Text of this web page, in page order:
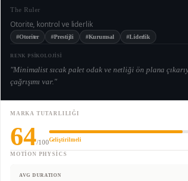
The Ruler
Otorite, kontrol ve liderlik
#Otoriter #Prestijli #Kurumsal #Liderlik
RENK PSİKOLOJİSİ
"Minimalist sıcak palet odak ve netliği ön plana
çağrışımı var."
MARKA TUTARLILIĞI
64/100Geliştirilmeli
MOTION PHYSICS
AVG DURATION